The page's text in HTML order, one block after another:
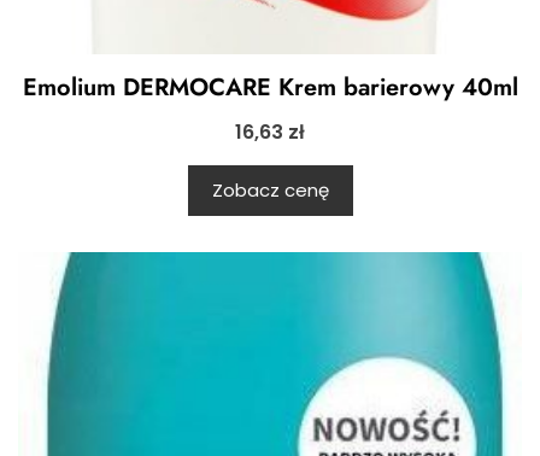
Emolium DERMOCARE Krem barierowy 40ml
16,63 zł
Zobacz cenę